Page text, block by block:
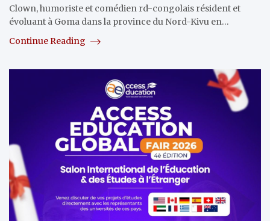
Clown, humoriste et comédien rd-congolais résident et
évoluant à Goma dans la province du Nord-Kivu en…
Continue Reading